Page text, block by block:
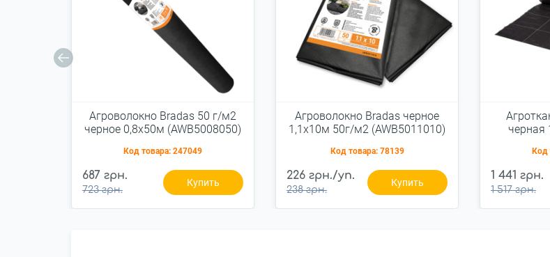
Агроволокно Bradas 50 г/м2
черное 0,8х50м (AWB5008050)
Код товара: 247049
687 грн.
723 грн.
Купить
Агроволокно Bradas черное
1,1х10м 50г/м2 (AWB5011010)
Код товара: 78139
226 грн./уп.
238 грн.
Купить
черная
Код
1 441 грн.
1 517 грн.